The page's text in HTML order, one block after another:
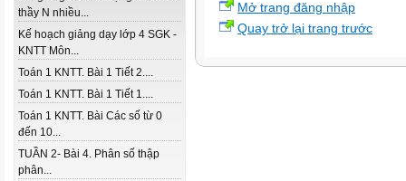
thầy N nhiều...
Kế hoạch giảng dạy lớp 4 SGK -
KNTT Môn...
Toán 1 KNTT. Bài 1 Tiết 2....
Toán 1 KNTT. Bài 1 Tiết 1....
Toán 1 KNTT. Bài Các số từ 0
đến 10...
TUẦN 2- Bài 4. Phân số thập
phân...
Mở trang đăng nhập
Quay trở lại trang trước